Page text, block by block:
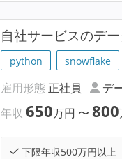
自社サービスのデ
python snowflake
雇用形態 正社員 デ
年収650万円 〜800
下限年収500万円以上